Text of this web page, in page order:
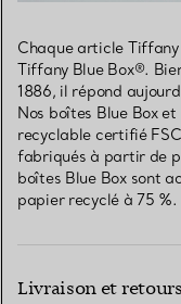
Chaque article
Tiffany Blue Box®.
1886, il répond
Nos boîtes Blue Box
recyclable certifié
fabriqués à partir de
boîtes Blue Box sont
papier recyclé à 75 %.
Livraison et